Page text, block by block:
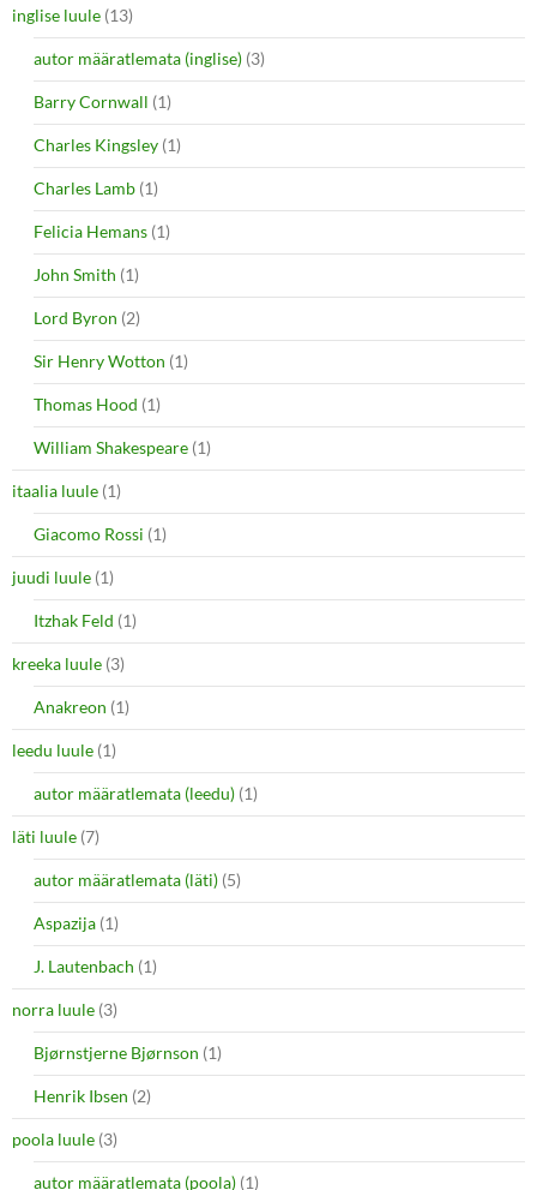
inglise luule (13)
autor määratlemata (inglise) (3)
Barry Cornwall (1)
Charles Kingsley (1)
Charles Lamb (1)
Felicia Hemans (1)
John Smith (1)
Lord Byron (2)
Sir Henry Wotton (1)
Thomas Hood (1)
William Shakespeare (1)
itaalia luule (1)
Giacomo Rossi (1)
juudi luule (1)
Itzhak Feld (1)
kreeka luule (3)
Anakreon (1)
leedu luule (1)
autor määratlemata (leedu) (1)
läti luule (7)
autor määratlemata (läti) (5)
Aspazija (1)
J. Lautenbach (1)
norra luule (3)
Bjørnstjerne Bjørnson (1)
Henrik Ibsen (2)
poola luule (3)
autor määratlemata (poola) (1)